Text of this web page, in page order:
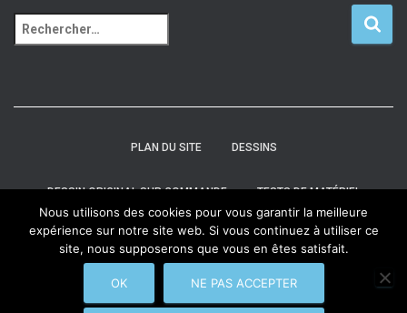
PLAN DU SITE DESSINS
DESSIN ORIGINAL SUR COMMANDE TESTS DE MATÉRIEL
A PROPOS CONTACT POLITIQUE DE CONFIDENTIALITÉ
CGV
Nous utilisons des cookies pour vous garantir la meilleure
expérience sur notre site web. Si vous continuez à utiliser ce
site, nous supposerons que vous en êtes satisfait.
OK NE PAS ACCEPTER